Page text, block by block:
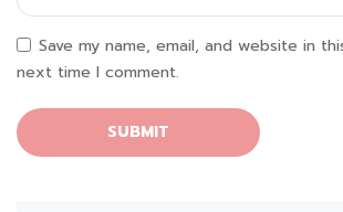
Save my name, email, and website in
next time I comment.